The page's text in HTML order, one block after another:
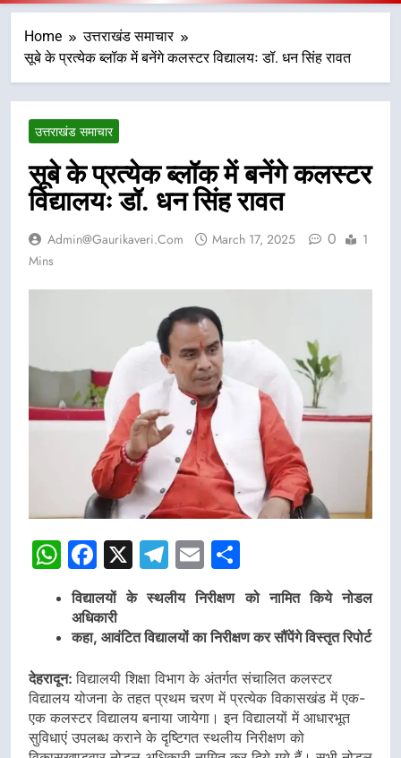
Home
उत्तराखंड समाचार
सूबे के प्रत्येक ब्लॉक में बनेंगे कलस्टर विद्यालयः डॉ. धन सिंह रावत
उत्तराखंड समाचार
सूबे के प्रत्येक ब्लॉक में बनेंगे कलस्टर
विद्यालयः डॉ. धन सिंह रावत
Admin@gaurikaveri.com March 17, 2025 0
1
Mins
WhatsApp
Facebook
X Telegram
Email
विद्यालयों के स्थलीय निरीक्षण को नामित किये नोडल
अधिकारी
कहा, आवंटित विद्यालयों का निरीक्षण कर सौंपेंगे विस्तृत रिपोर्ट
देहरादून:विद्यालयी शिक्षा विभाग के अंतर्गत संचालित कलस्टर
विद्यालय योजना के तहत प्रथम चरण में प्रत्येक विकासखंड में एक-
एक कलस्टर विद्यालय बनाया जायेगा। इन विद्यालयों में आधारभूत
सुविधाएं उपलब्ध कराने के दृष्टिगत स्थलीय निरीक्षण को